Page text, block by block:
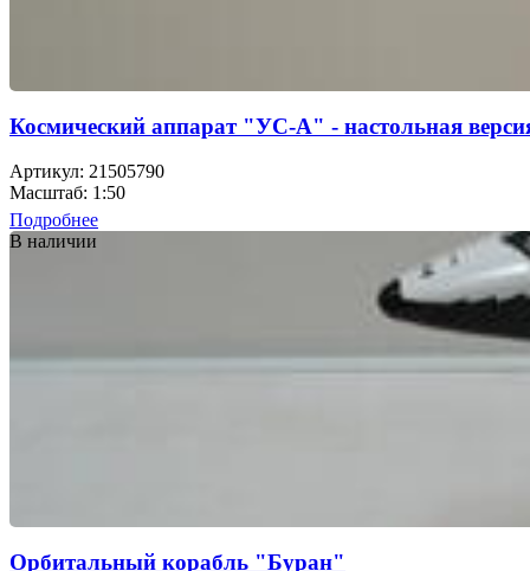
Космический аппарат "УС-А" - настольная
Артикул: 21505790
Масштаб: 1:50
Подробнее
В наличии
Орбитальный корабль "Буран"